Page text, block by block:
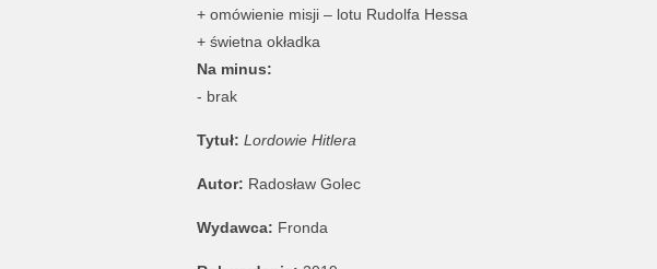
+ omówienie misji – lotu Rudolfa Hessa
+ świetna okładka
Na minus:
- brak
Tytuł: Lordowie Hitlera
Autor: Radosław Golec
Wydawca: Fronda